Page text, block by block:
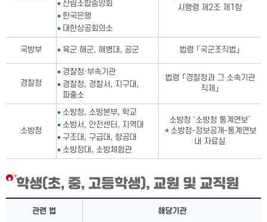
산림조합중앙회
한국은행
대한상공회의소
시행령 제2조 제1항
국방부 육군 해군, 해병대, 공군 법령 「국군조직법」
경찰청
경찰청·부속기관
경찰청, 경찰서, 지구대,
파출소
법령 「경찰청과 그 소속기관
직제」
소방청
소방청, 소방본부, 학교
소방서, 안전센터, 지역대
구조대, 구급대, 항공대
소방정대, 소방체험관
소방청 ‘소방청 통계연보’
＊소방청-정보공개-통계연보
내 자료실
학생(초, 중, 고등학생), 교원 및 교직원
관련 법 해당기관